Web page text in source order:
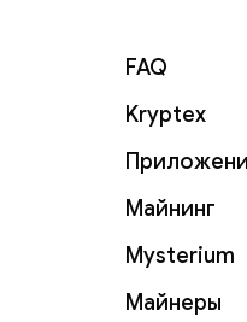
FAQ
Kryptex
Майнинг
Mysterium
Майнеры